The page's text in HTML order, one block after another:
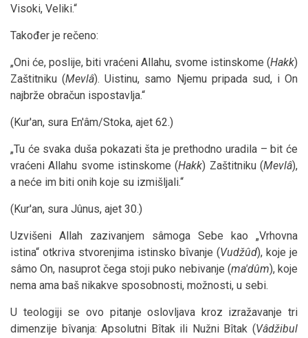
Visoki, Veliki.“
Također je rečeno:
„Oni će, poslije, biti vraćeni Allahu, svome istinskome (Hakk)
Zaštitniku (Mevlâ). Uistinu, samo Njemu pripada sud, i On
najbrže obračun ispostavlja.“
(Kur'an, sura En'âm/Stoka, ajet 62.)
„Tu će svaka duša pokazati šta je prethodno uradila – bit će
vraćeni Allahu svome istinskome (Hakk) Zaštitniku (Mevlâ),
a neće im biti onih koje su izmišljali.“
(Kur'an, sura Jûnus, ajet 30.)
Uzvišeni Allah zazivanjem sâmoga Sebe kao „Vrhovna
istina“ otkriva stvorenjima istinsko bîvanje (Vudžûd), koje je
sâmo On, nasuprot čega stoji puko nebivanje (ma'dûm), koje
nema ama baš nikakve sposobnosti, možnosti, u sebi.
U teologiji se ovo pitanje oslovljava kroz izražavanje tri
dimenzije bîvanja: Apsolutni Bîtak ili Nužni Bîtak (Vâdžibul